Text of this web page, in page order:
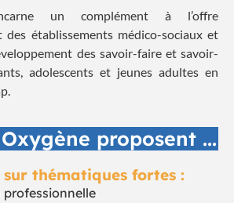
un complément à l’offre
des établissements médico-sociaux et
des savoir-faire et savoir-
adolescents et jeunes adultes en
Oxygène proposent ...
sur thématiques fortes :